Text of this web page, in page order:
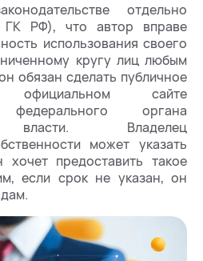
отдельно
ГК РФ), что автор вправе
использования своего
кругу лиц любым
обязан сделать публичное
сайте
федерального органа
власти. Владелец
может указать
предоставить такое
если срок не указан, он